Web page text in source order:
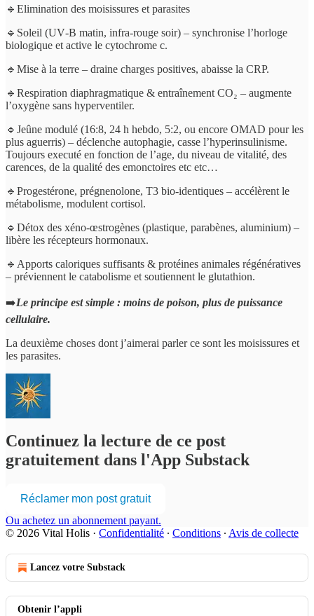
🔹Elimination des moisissures et parasites
🔹Soleil (UV‑B matin, infra‑rouge soir) – synchronise l’horloge
biologique et active le cytochrome c.
🔹Mise à la terre – draine charges positives, abaisse la CRP.
🔹Respiration diaphragmatique & entraînement CO₂ – augmente
l’oxygène sans hyperventiler.
🔹Jeûne modulé (16:8, 24 h hebdo, 5:2, ou encore OMAD pour les
plus aguerris) – déclenche autophagie, casse l’hyperinsulinisme.
Toujours executé en fonction de l’age, du niveau de vitalité, des
carences, de la qualité des emonctoires etc etc…
🔹Progestérone, prégnenolone, T3 bio‑identiques – accélèrent le
métabolisme, modulent cortisol.
🔹Détox des xéno‑œstrogènes (plastique, parabènes, aluminium) –
libère les récepteurs hormonaux.
🔹Apports caloriques suffisants & protéines animales régénératives
– préviennent le catabolisme et soutiennent le glutathion.
➡️Le principe est simple : moins de poison, plus de puissance
cellulaire.
La deuxième choses dont j’aimerai parler ce sont les moisissures et
les parasites.
Continuez la lecture de ce post
gratuitement dans l'App Substack
Réclamer mon post gratuit
Ou achetez un abonnement payant.
© 2026 Vital Holis · Confidentialité ∙ Conditions ∙ Avis de collecte
Lancez votre Substack
Obtenir l’appli